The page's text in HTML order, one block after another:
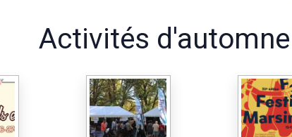
Activités